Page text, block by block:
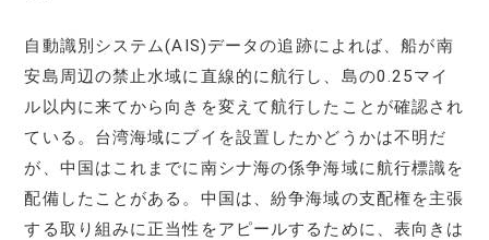
自動識別システム(AIS)データの追跡によれば、船が南
安島周辺の禁止水域に直線的に航行し、島の0.25マイ
ル以内に来てから向きを変えて航行したことが確認され
ている。台湾海域にブイを設置したかどうかは不明だ
が、中国はこれまでに南シナ海の係争海域に航行標識を
配備したことがある。中国は、紛争海域の支配権を主張
する取り組みに正当性をアピールするために、表向きは